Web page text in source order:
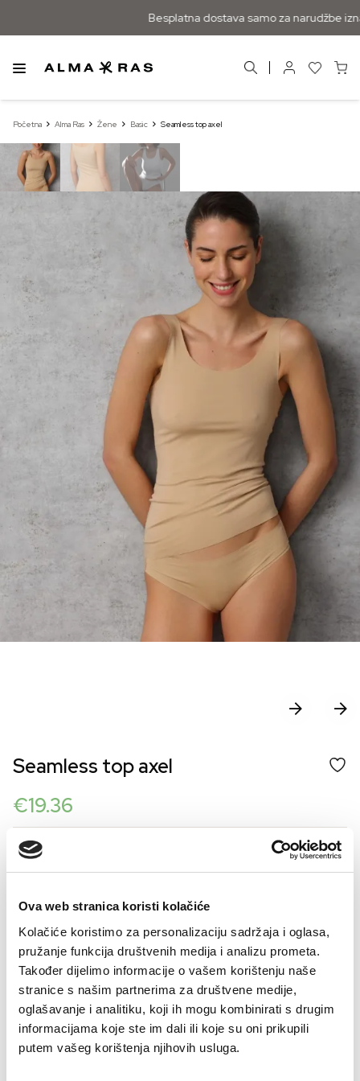
Ova web stranica koristi kolačiće
Kolačiće koristimo za personalizaciju sadržaja i oglasa,
pružanje funkcija društvenih medija i analizu prometa.
Također dijelimo informacije o vašem korištenju naše
stranice s našim partnerima za društvene medije,
oglašavanje i analitiku, koji ih mogu kombinirati s drugim
informacijama koje ste im dali ili koje su oni prikupili
putem vašeg korištenja njihovih usluga.
Besplatna dostava samo za narudžbe
Početna Alma Ras Žene Basic Seamless top axel
Seamless top axel
€19.36
Šifra artikla: SLO-GD06134-000
COLOR
36 38 40 42 44
Kalkulator velicine
- + DODAJTE U KORPU